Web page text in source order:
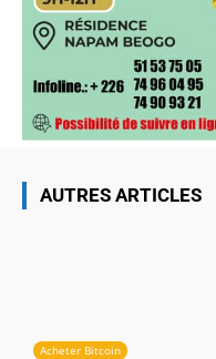
AUTRES ARTICLES
Acheter Bitcoin